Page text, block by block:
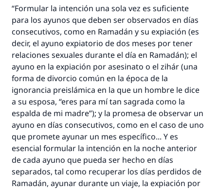
“Formular la intención una sola vez es suficiente
para los ayunos que deben ser observados en días
consecutivos, como en Ramadán y su expiación (es
decir, el ayuno expiatorio de dos meses por tener
relaciones sexuales durante el día en Ramadán); el
ayuno en la expiación por asesinato o el zihár (una
forma de divorcio común en la época de la
ignorancia preislámica en la que un hombre le dice
a su esposa, “eres para mí tan sagrada como la
espalda de mi madre”); y la promesa de observar un
ayuno en días consecutivos, como en el caso de uno
que promete ayunar un mes específico... Y es
esencial formular la intención en la noche anterior
de cada ayuno que pueda ser hecho en días
separados, tal como recuperar los días perdidos de
Ramadán, ayunar durante un viaje, la expiación por
Profeta ﷺ dijo:
"Una persona que orienta a otros a hacer el
bien obtendrá la misma recompensa que
aquellos que lo realicen."
(MUSLIM, 1893)
Contribuir